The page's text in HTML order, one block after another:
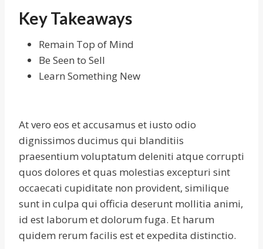
Key Takeaways
Remain Top of Mind
Be Seen to Sell
Learn Something New
At vero eos et accusamus et iusto odio
dignissimos ducimus qui blanditiis
praesentium voluptatum deleniti atque corrupti
quos dolores et quas molestias excepturi sint
occaecati cupiditate non provident, similique
sunt in culpa qui officia deserunt mollitia animi,
id est laborum et dolorum fuga. Et harum
quidem rerum facilis est et expedita distinctio.